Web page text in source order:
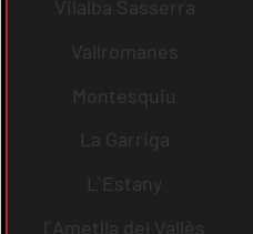
Vilalba Sasserra
Vallromanes
Montesquiu
La Garriga
L´Estany
l´Ametlla del Vallès